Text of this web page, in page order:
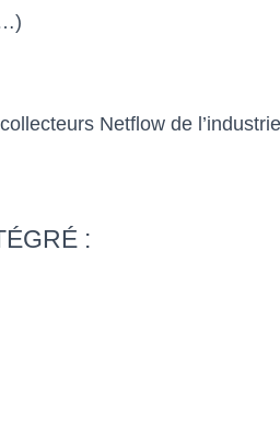
Netflow de l’industrie
: